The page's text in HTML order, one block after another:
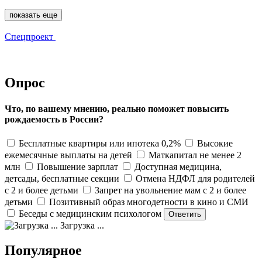
показать еще
Спецпроект
Опрос
Что, по вашему мнению, реально поможет повысить
рождаемость в России?
Бесплатные квартиры или ипотека 0,2%
Высокие
ежемесячные выплаты на детей
Маткапитал не менее 2
млн
Повышение зарплат
Доступная медицина,
детсады, бесплатные секции
Отмена НДФЛ для родителей
с 2 и более детьми
Запрет на увольнение мам с 2 и более
детьми
Позитивный образ многодетности в кино и СМИ
Беседы с медицинским психологом
Загрузка ...
Популярное